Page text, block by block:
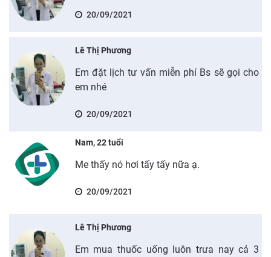
20/09/2021
Lê Thị Phương
Em đặt lịch tư vấn miễn phí Bs sẽ gọi cho
em nhé
20/09/2021
Nam, 22 tuổi
Me thấy nó hơi tấy tấy nữa ạ.
20/09/2021
Lê Thị Phương
Em mua thuốc uống luôn trưa nay cả 3